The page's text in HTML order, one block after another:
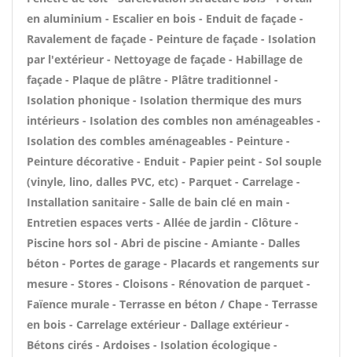
en aluminium - Escalier en bois - Enduit de façade -
Ravalement de façade - Peinture de façade - Isolation
par l'extérieur - Nettoyage de façade - Habillage de
façade - Plaque de plâtre - Plâtre traditionnel -
Isolation phonique - Isolation thermique des murs
intérieurs - Isolation des combles non aménageables -
Isolation des combles aménageables - Peinture -
Peinture décorative - Enduit - Papier peint - Sol souple
(vinyle, lino, dalles PVC, etc) - Parquet - Carrelage -
Installation sanitaire - Salle de bain clé en main -
Entretien espaces verts - Allée de jardin - Clôture -
Piscine hors sol - Abri de piscine - Amiante - Dalles
béton - Portes de garage - Placards et rangements sur
mesure - Stores - Cloisons - Rénovation de parquet -
Faïence murale - Terrasse en béton / Chape - Terrasse
en bois - Carrelage extérieur - Dallage extérieur -
Bétons cirés - Ardoises - Isolation écologique -